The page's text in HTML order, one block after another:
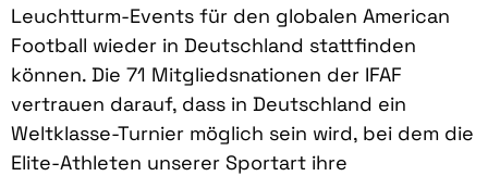
Leuchtturm-Events für den globalen American
Football wieder in Deutschland stattfinden
können. Die 71 Mitgliedsnationen der IFAF
vertrauen darauf, dass in Deutschland ein
Weltklasse-Turnier möglich sein wird, bei dem die
Elite-Athleten unserer Sportart ihre